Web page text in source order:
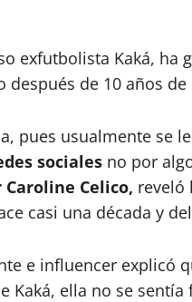
exfutbolista Kaká, ha
de 10 años
pues usualmente se
sociales no por
Celico, reveló
casi una década y
e influencer explicó
Kaká, ella no se sentía